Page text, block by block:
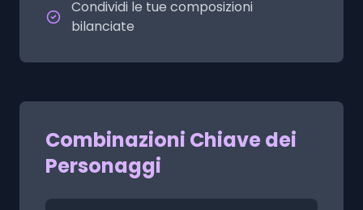
Condividi le tue composizioni
bilanciate
Combinazioni Chiave dei
Personaggi